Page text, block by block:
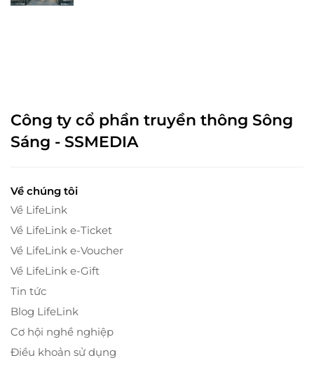
Công ty cổ phần truyền thông Sông
Sáng - SSMEDIA
Về chúng tôi
Về LifeLink
Về LifeLink e-Ticket
Về LifeLink e-Voucher
Về LifeLink e-Gift
Tin tức
Blog LifeLink
Cơ hội nghề nghiệp
Điều khoản sử dụng